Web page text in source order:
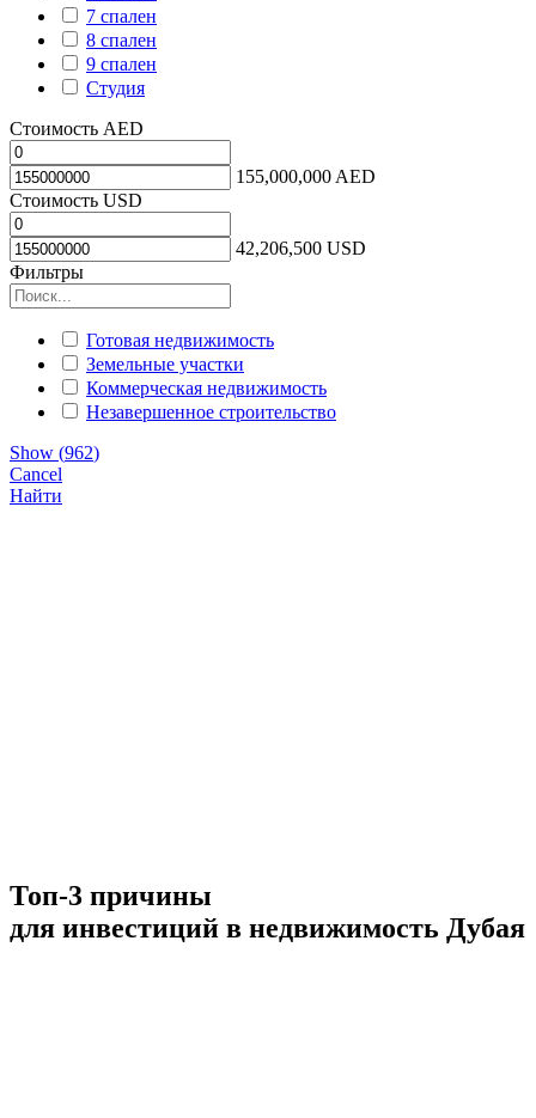
7 спален
8 спален
9 спален
Студия
Стоимость AED
155,000,000 AED
Стоимость USD
42,206,500 USD
Фильтры
Готовая недвижимость
Земельные участки
Коммерческая недвижимость
Незавершенное строительство
Show (962)
Cancel
Найти
Топ-3 причины
для инвестиций в недвижимость Дубая